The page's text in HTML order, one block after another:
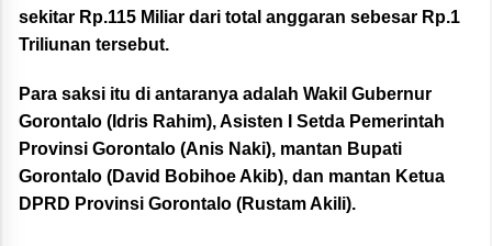
sekitar Rp.115 Miliar dari total anggaran sebesar Rp.1
Triliunan tersebut.
Para saksi itu di antaranya adalah Wakil Gubernur
Gorontalo (Idris Rahim), Asisten I Setda Pemerintah
Provinsi Gorontalo (Anis Naki), mantan Bupati
Gorontalo (David Bobihoe Akib), dan mantan Ketua
DPRD Provinsi Gorontalo (Rustam Akili).